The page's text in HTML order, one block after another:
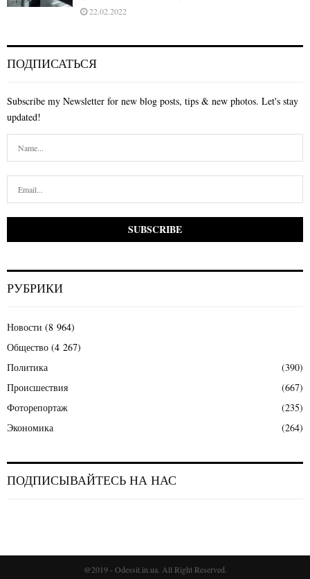
22.02.2022
ПОДПИСАТЬСЯ
Subscribe my Newsletter for new blog posts, tips & new photos. Let's stay
updated!
РУБРИКИ
Новости (8 964)
Общество (4 267)
Политика
(390)
Происшествия
(667)
Фоторепортаж
(235)
Экономика
(264)
ПОДПИСЫВАЙТЕСЬ НА НАС
@2019 - Odessit.in.ua. All Right Reserved.